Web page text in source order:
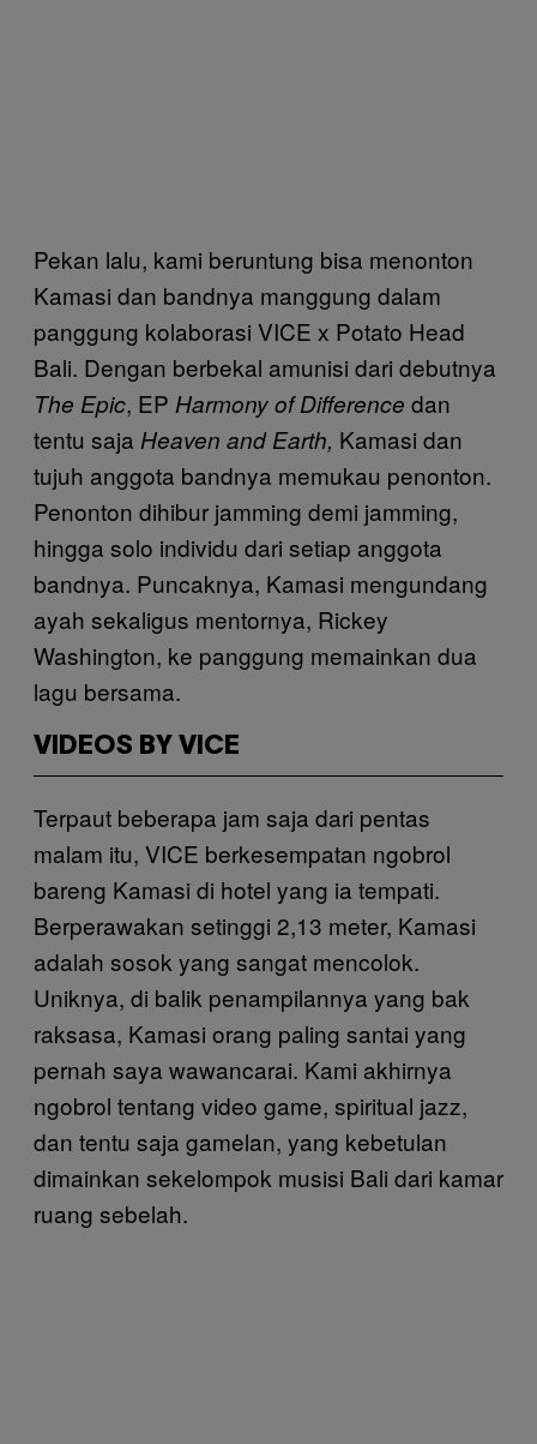
Pekan lalu, kami beruntung bisa menonton
Kamasi dan bandnya manggung dalam
panggung kolaborasi VICE x Potato Head
Bali. Dengan berbekal amunisi dari debutnya
The Epic, EP Harmony of Difference dan
tentu saja Heaven and Earth, Kamasi dan
tujuh anggota bandnya memukau penonton.
Penonton dihibur jamming demi jamming,
hingga solo individu dari setiap anggota
bandnya. Puncaknya, Kamasi mengundang
ayah sekaligus mentornya, Rickey
Washington, ke panggung memainkan dua
lagu bersama.
VIDEOS BY VICE
Terpaut beberapa jam saja dari pentas
malam itu, VICE berkesempatan ngobrol
bareng Kamasi di hotel yang ia tempati.
Berperawakan setinggi 2,13 meter, Kamasi
adalah sosok yang sangat mencolok.
Uniknya, di balik penampilannya yang bak
raksasa, Kamasi orang paling santai yang
pernah saya wawancarai. Kami akhirnya
ngobrol tentang video game, spiritual jazz,
dan tentu saja gamelan, yang kebetulan
dimainkan sekelompok musisi Bali dari kamar
ruang sebelah.